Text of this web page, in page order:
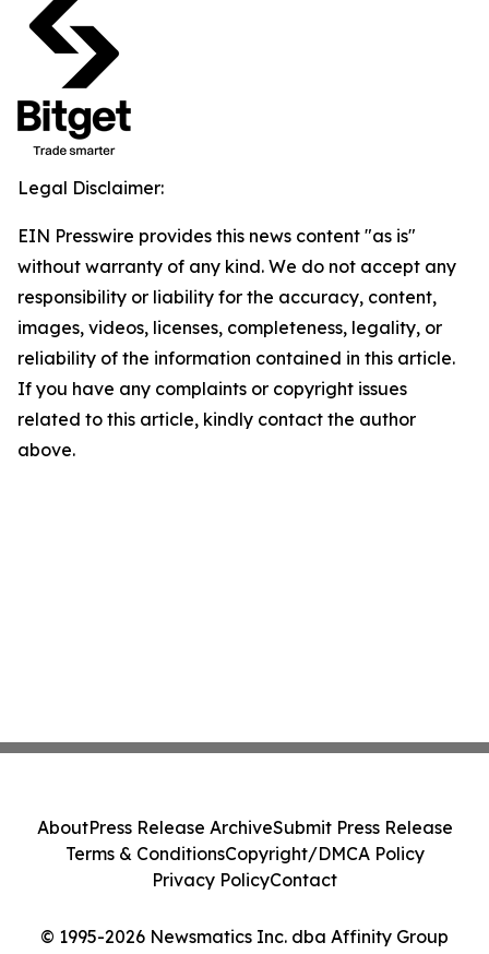
Legal Disclaimer:
EIN Presswire provides this news content "as is"
without warranty of any kind. We do not accept any
responsibility or liability for the accuracy, content,
images, videos, licenses, completeness, legality, or
reliability of the information contained in this article.
If you have any complaints or copyright issues
related to this article, kindly contact the author
above.
© 1995-2026 Newsmatics Inc. dba Affinity Group
AboutPress Release ArchiveSubmit Press Release
Terms & ConditionsCopyright/DMCA Policy
Privacy PolicyContact